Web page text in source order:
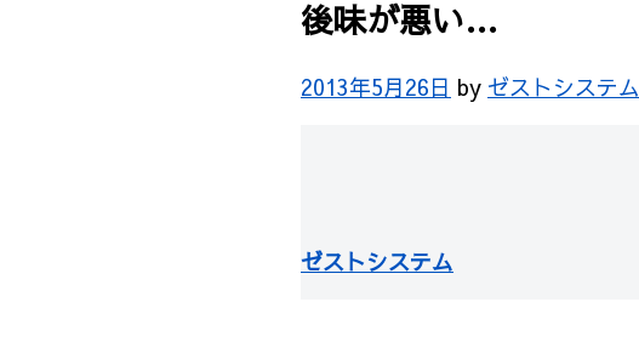
後味が悪い…
2013年5月26日 by ゼストシステム
ゼストシステム